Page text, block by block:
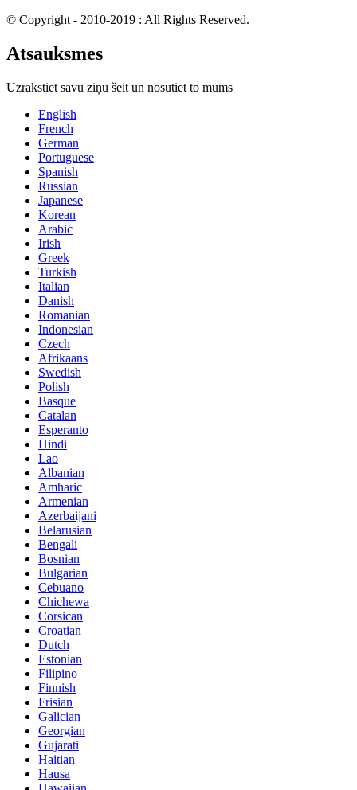
© Copyright - 2010-2019 : All Rights Reserved.
Atsauksmes
Uzrakstiet savu ziņu šeit un nosūtiet to mums
English
French
German
Portuguese
Spanish
Russian
Japanese
Korean
Arabic
Irish
Greek
Turkish
Italian
Danish
Romanian
Indonesian
Czech
Afrikaans
Swedish
Polish
Basque
Catalan
Esperanto
Hindi
Lao
Albanian
Amharic
Armenian
Azerbaijani
Belarusian
Bengali
Bosnian
Bulgarian
Cebuano
Chichewa
Corsican
Croatian
Dutch
Estonian
Filipino
Finnish
Frisian
Galician
Georgian
Gujarati
Haitian
Hausa